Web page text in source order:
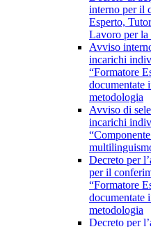
interno per il
Esperto,
Lavoro per la
Avviso
incarichi
“Formatore
documentate
metodologia
Avviso di
incarichi
Decreto per
per il
“Formatore
documentate
metodologia
Decreto per